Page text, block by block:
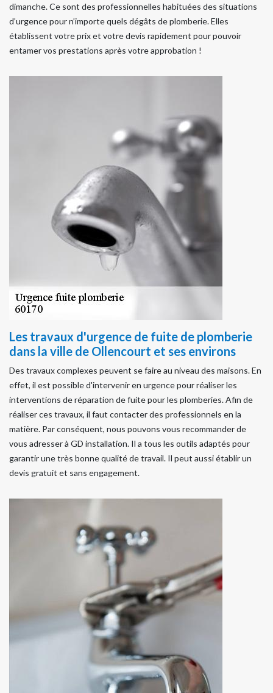
dimanche. Ce sont des professionnelles habituées des situations
d’urgence pour n’importe quels dégâts de plomberie. Elles
établissent votre prix et votre devis rapidement pour pouvoir
entamer vos prestations après votre approbation !
Les travaux d'urgence de fuite de plomberie
dans la ville de Ollencourt et ses environs
Des travaux complexes peuvent se faire au niveau des maisons. En
effet, il est possible d'intervenir en urgence pour réaliser les
interventions de réparation de fuite pour les plomberies. Afin de
réaliser ces travaux, il faut contacter des professionnels en la
matière. Par conséquent, nous pouvons vous recommander de
vous adresser à GD installation. Il a tous les outils adaptés pour
garantir une très bonne qualité de travail. Il peut aussi établir un
devis gratuit et sans engagement.